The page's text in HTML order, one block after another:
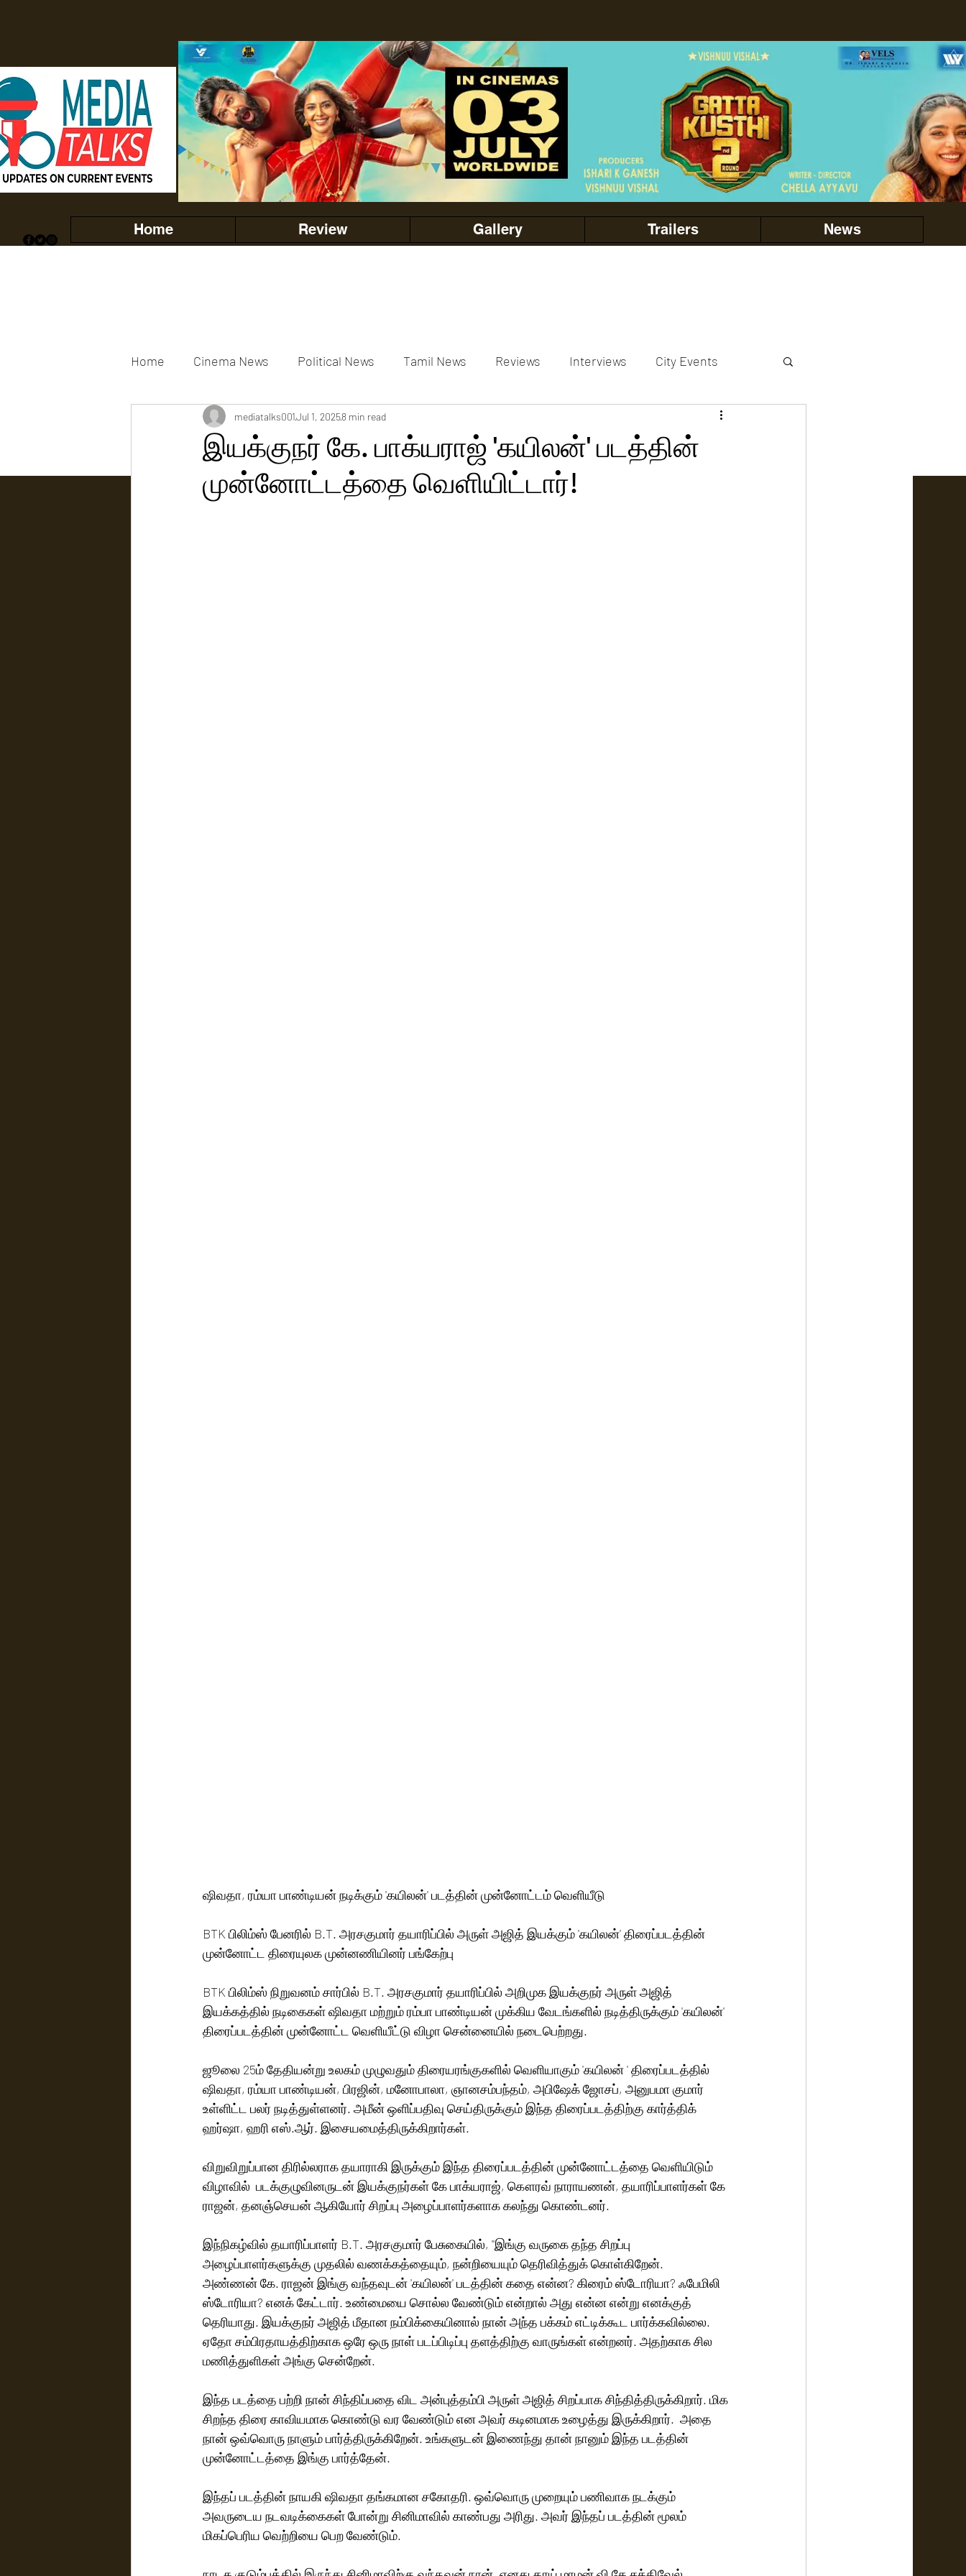
Home Review Gallery Trailers News
Home Cinema News Political News Tamil News Reviews Interviews City Events
Movies Gallery Actress Gallery Events Gallery actors gallery
இயக்குநர் கே. பாக்யராஜ் 'கயிலன்' படத்தின்
முன்னோட்டத்தை வெளியிட்டார்!
mediatalks001Jul 1, 20258 min read
ஷிவதா, ரம்யா பாண்டியன் நடிக்கும் 'கயிலன்' படத்தின் முன்னோட்டம் வெளியீடு
BTK பிலிம்ஸ் பேனரில் B.T. அரசகுமார் தயாரிப்பில் அருள் அஜித் இயக்கும் 'கயிலன்' திரைப்படத்தின்
முன்னோட்ட திரையுலக முன்னணியினர் பங்கேற்பு
BTK பிலிம்ஸ் நிறுவனம் சார்பில் B.T. அரசகுமார் தயாரிப்பில் அறிமுக இயக்குநர் அருள் அஜித்
இயக்கத்தில் நடிகைகள் ஷிவதா மற்றும் ரம்பா பாண்டியன் முக்கிய வேடங்களில் நடித்திருக்கும் 'கயிலன்'
திரைப்படத்தின் முன்னோட்ட வெளியீட்டு விழா சென்னையில் நடைபெற்றது.
ஜூலை 25ம் தேதியன்று உலகம் முழுவதும் திரையரங்குகளில் வெளியாகும் 'கயிலன் ' திரைப்படத்தில்
ஷிவதா, ரம்யா பாண்டியன், பிரஜின், மனோபாலா, ஞானசம்பந்தம், அபிஷேக் ஜோசப், அனுபமா குமார்
உள்ளிட்ட பலர் நடித்துள்ளனர். அமீன் ஒளிப்பதிவு செய்திருக்கும் இந்த திரைப்படத்திற்கு கார்த்திக்
ஹர்ஷா, ஹரி எஸ்.ஆர். இசையமைத்திருக்கிறார்கள்.
விறுவிறுப்பான திரில்லராக தயாராகி இருக்கும் இந்த திரைப்படத்தின் முன்னோட்டத்தை வெளியிடும்
விழாவில்  படக்குழுவினருடன் இயக்குநர்கள் கே பாக்யராஜ், கௌரவ் நாராயணன், தயாரிப்பாளர்கள் கே
ராஜன், தனஞ்செயன் ஆகியோர் சிறப்பு அழைப்பாளர்களாக கலந்து கொண்டனர்.
இந்நிகழ்வில் தயாரிப்பாளர் B.T. அரசகுமார் பேசுகையில், ''இங்கு வருகை தந்த சிறப்பு
அழைப்பாளர்களுக்கு முதலில் வணக்கத்தையும், நன்றியையும் தெரிவித்துக் கொள்கிறேன்.
அண்ணன் கே. ராஜன் இங்கு வந்தவுடன் 'கயிலன்' படத்தின் கதை என்ன? கிரைம் ஸ்டோரியா? ஃபேமிலி
ஸ்டோரியா? எனக் கேட்டார். உண்மையை சொல்ல வேண்டும் என்றால் அது என்ன என்று எனக்குத்
தெரியாது. இயக்குநர் அஜித் மீதான நம்பிக்கையினால் நான் அந்த பக்கம் எட்டிக்கூட பார்க்கவில்லை.
ஏதோ சம்பிரதாயத்திற்காக ஒரே ஒரு நாள் படப்பிடிப்பு தளத்திற்கு வாருங்கள் என்றனர். அதற்காக சில
மணித்துளிகள் அங்கு சென்றேன்.
இந்த படத்தை பற்றி நான் சிந்திப்பதை விட அன்புத்தம்பி அருள் அஜித் சிறப்பாக சிந்தித்திருக்கிறார். மிக
சிறந்த திரை காவியமாக கொண்டு வர வேண்டும் என அவர் கடினமாக உழைத்து இருக்கிறார். ‌ அதை
நான் ஒவ்வொரு நாளும் பார்த்திருக்கிறேன். உங்களுடன் இணைந்து தான் நானும் இந்த படத்தின்
முன்னோட்டத்தை இங்கு பார்த்தேன்.
இந்தப் படத்தின் நாயகி ஷிவதா தங்கமான சகோதரி. ஒவ்வொரு முறையும் பணிவாக நடக்கும்
அவருடைய நடவடிக்கைகள் போன்று சினிமாவில் காண்பது அரிது. அவர் இந்தப் படத்தின் மூலம்
மிகப்பெரிய வெற்றியை பெற வேண்டும்.